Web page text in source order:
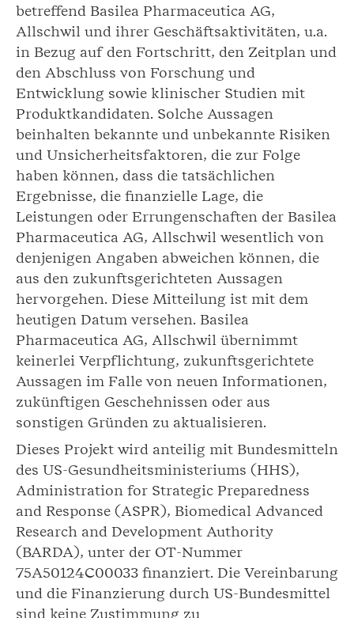
betreffend Basilea Pharmaceutica AG,
Allschwil und ihrer Geschäftsaktivitäten, u.a.
in Bezug auf den Fortschritt, den Zeitplan und
den Abschluss von Forschung und
Entwicklung sowie klinischer Studien mit
Produktkandidaten. Solche Aussagen
beinhalten bekannte und unbekannte Risiken
und Unsicherheitsfaktoren, die zur Folge
haben können, dass die tatsächlichen
Ergebnisse, die finanzielle Lage, die
Leistungen oder Errungenschaften der Basilea
Pharmaceutica AG, Allschwil wesentlich von
denjenigen Angaben abweichen können, die
aus den zukunftsgerichteten Aussagen
hervorgehen. Diese Mitteilung ist mit dem
heutigen Datum versehen. Basilea
Pharmaceutica AG, Allschwil übernimmt
keinerlei Verpflichtung, zukunftsgerichtete
Aussagen im Falle von neuen Informationen,
zukünftigen Geschehnissen oder aus
sonstigen Gründen zu aktualisieren.
Dieses Projekt wird anteilig mit Bundesmitteln
des US-Gesundheitsministeriums (HHS),
Administration for Strategic Preparedness
and Response (ASPR), Biomedical Advanced
Research and Development Authority
(BARDA), unter der OT-Nummer
75A50124C00033 finanziert. Die Vereinbarung
und die Finanzierung durch US-Bundesmittel
sind keine Zustimmung zu